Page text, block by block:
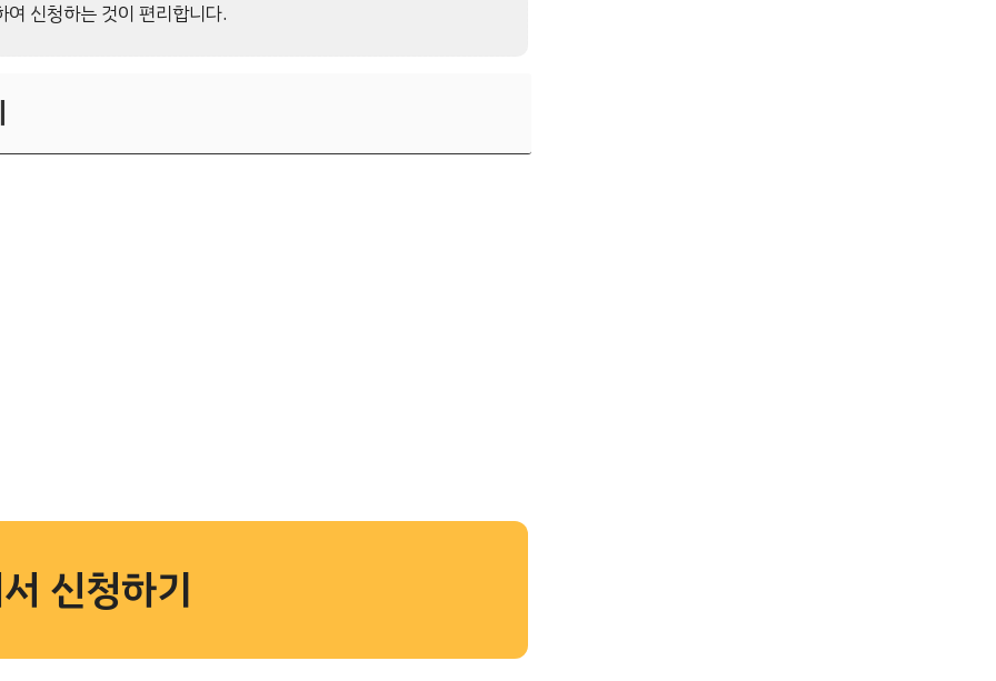
신청하는 것이 편리합니다.
신청하기